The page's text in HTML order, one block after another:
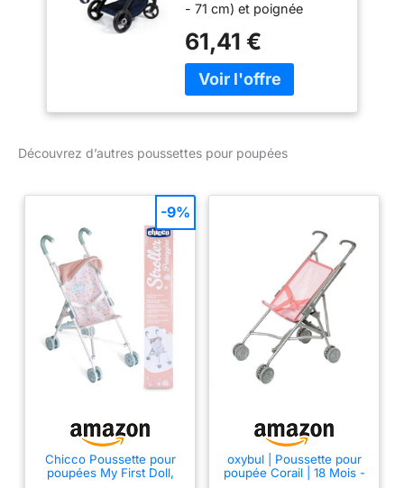
- 71 cm) et poignée
pour poupée convient
aux poupons jusqu'à 46
cm Facilement
un panier intégré Avec
orientables pour
conduire facilement
61,41 €
Découvrez d’autres poussettes pour poupées
Chicco Poussette pour
poupées My First Doll,
-9%
oxybul | Poussette pour
poupée Corail | 18 Mois -